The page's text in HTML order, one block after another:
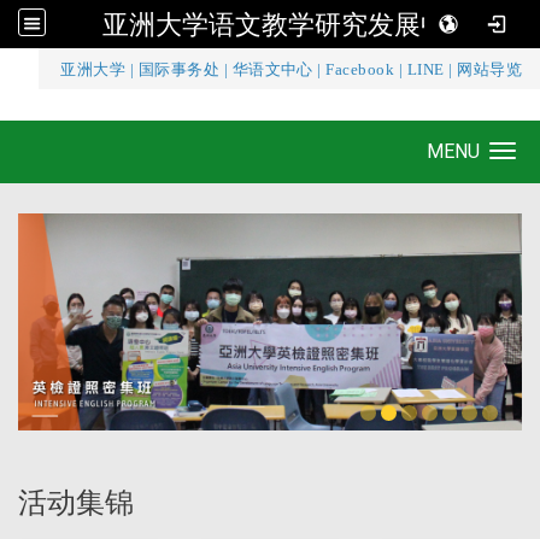
亚洲大学语文教学研究发展中心
亚洲大学 国际事务处 华语文中心 |Facebook LINE 网站导览
亚洲大学语文教学研究发展中心
MENU
活动集锦